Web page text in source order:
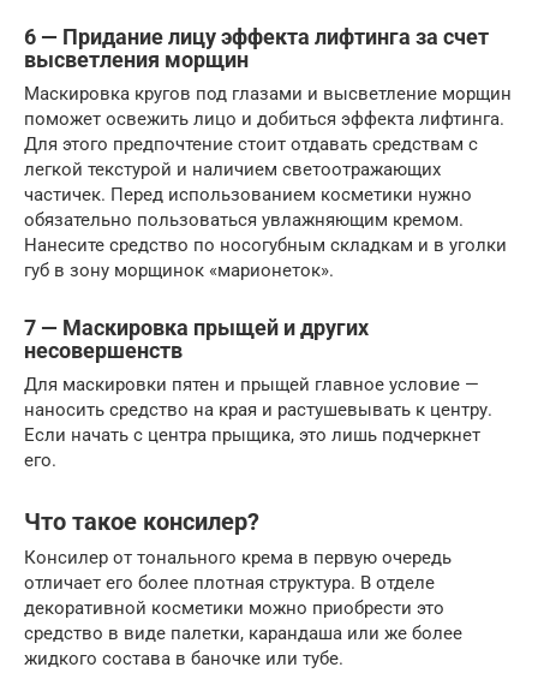
6 — Придание лицу эффекта лифтинга за счет
высветления морщин
Маскировка кругов под глазами и высветление морщин
поможет освежить лицо и добиться эффекта лифтинга.
Для этого предпочтение стоит отдавать средствам с
легкой текстурой и наличием светоотражающих
частичек. Перед использованием косметики нужно
обязательно пользоваться увлажняющим кремом.
Нанесите средство по носогубным складкам и в уголки
губ в зону морщинок «марионеток».
7 — Маскировка прыщей и других
несовершенств
Для маскировки пятен и прыщей главное условие —
наносить средство на края и растушевывать к центру.
Если начать с центра прыщика, это лишь подчеркнет
его.
Что такое консилер?
Консилер от тонального крема в первую очередь
отличает его более плотная структура. В отделе
декоративной косметики можно приобрести это
средство в виде палетки, карандаша или же более
жидкого состава в баночке или тубе.